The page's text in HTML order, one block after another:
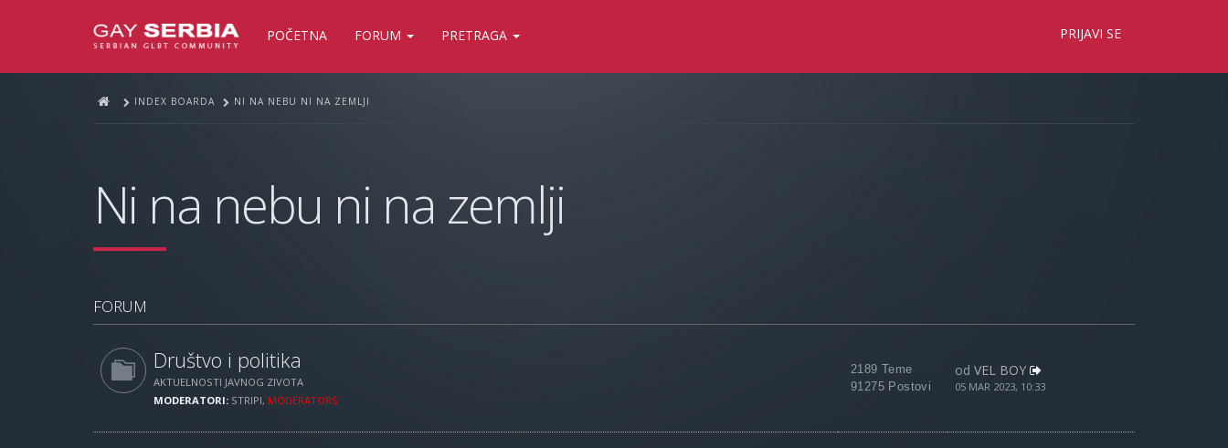
POČETNA FORUM PRETRAGA PRIJAVI SE
INDEX BOARDA NI NA NEBU NI NA ZEMLJI
Ni na nebu ni na zemlji
FORUM
Društvo i politika
AKTUELNOSTI JAVNOG ZIVOTA
MODERATORI: STRIPI, MODERATORS
2189 Teme
91275 Postovi
od VEL BOY
05 MAR 2023, 10:33